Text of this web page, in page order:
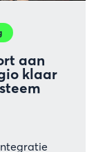
Resources
aan
klaar